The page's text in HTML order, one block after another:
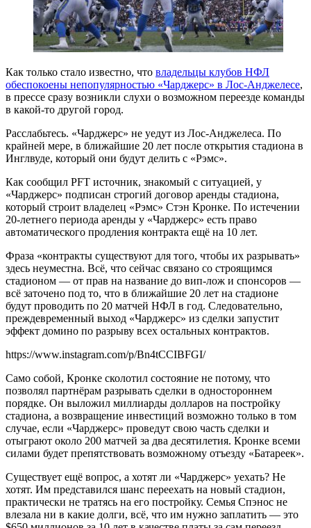
Как только стало известно, что владельцы клубов НФЛ
обеспокоены непопулярностью «Чарджерс» в Лос-Анджелесе,
в прессе сразу возникли слухи о возможном переезде команды
в какой-то другой город.
Расслабьтесь. «Чарджерс» не уедут из Лос-Анджелеса. По
крайней мере, в ближайшие 20 лет после открытия стадиона в
Инглвуде, который они будут делить с «Рэмс».
Как сообщил PFT источник, знакомый с ситуацией, у
«Чарджерс» подписан строгий договор аренды стадиона,
который строит владелец «Рэмс» Стэн Кронке. По истечении
20-летнего периода аренды у «Чарджерс» есть право
автоматического продления контракта ещё на 10 лет.
Фраза «контракты существуют для того, чтобы их разрывать»
здесь неуместна. Всё, что сейчас связано со строящимся
стадионом — от прав на название до вип-лож и спонсоров —
всё заточено под то, что в ближайшие 20 лет на стадионе
будут проводить по 20 матчей НФЛ в год. Следовательно,
преждевременный выход «Чарджерс» из сделки запустит
эффект домино по разрыву всех остальных контрактов.
https://www.instagram.com/p/Bn4tCCIBFGI/
Само собой, Кронке сколотил состояние не потому, что
позволял партнёрам разрывать сделки в одностороннем
порядке. Он выложил миллиарды долларов на постройку
стадиона, а возвращение инвестиций возможно только в том
случае, если «Чарджерс» проведут свою часть сделки и
отыграют около 200 матчей за два десятилетия. Кронке всеми
силами будет препятствовать возможному отъезду «Батареек».
Существует ещё вопрос, а хотят ли «Чарджерс» уехать? Не
хотят. Им представился шанс переехать на новый стадион,
практически не тратясь на его постройку. Семья Спэнос не
влезала ни в какие долги, всё, что им нужно заплатить — это